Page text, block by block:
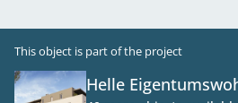
This object is part of the project
Helle